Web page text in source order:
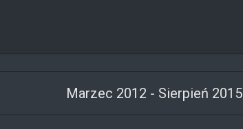
Marzec 2012 - Sierpień 2015